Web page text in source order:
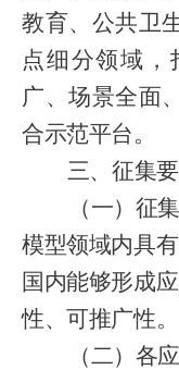
教育、公共卫
点细分领域，
广、场景全面
合示范平台。
三、征集
（一）征
模型领域内具
国内能够形成
性、可推广性。
（二）各